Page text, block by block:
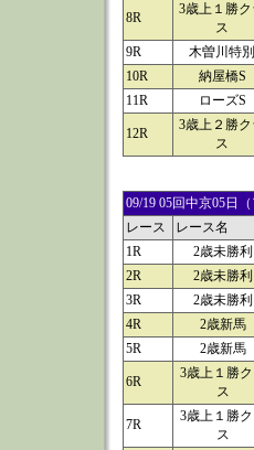
8R
3歳上１勝ク
ス
9R 木曽川特別
10R
納屋橋S
11R
ローズS
12R
3歳上２勝ク
ス
09/19 05回中京05日
レース
レース名
1R
2歳未勝利
2R
2歳未勝利
3R
2歳未勝利
4R
2歳新馬
5R
2歳新馬
6R
3歳上１勝ク
ス
7R
3歳上１勝ク
ス